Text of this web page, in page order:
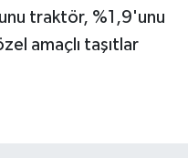
traktör, %1,9'unu
amaçlı taşıtlar